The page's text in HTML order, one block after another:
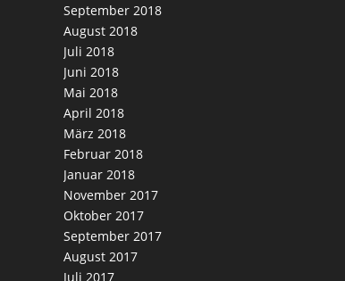
September 2018
August 2018
Juli 2018
Juni 2018
Mai 2018
April 2018
März 2018
Februar 2018
Januar 2018
November 2017
Oktober 2017
September 2017
August 2017
Juli 2017